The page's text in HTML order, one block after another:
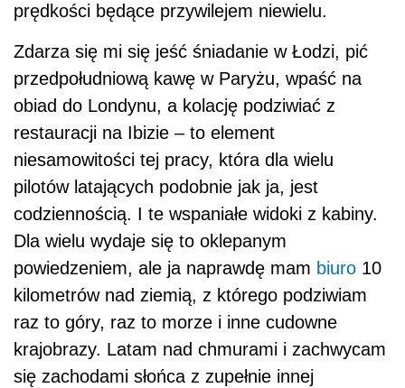
prędkości będące przywilejem niewielu.
Zdarza się mi się jeść śniadanie w Łodzi, pić
przedpołudniową kawę w Paryżu, wpaść na
obiad do Londynu, a kolację podziwiać z
restauracji na Ibizie – to element
niesamowitości tej pracy, która dla wielu
pilotów latających podobnie jak ja, jest
codziennością. I te wspaniałe widoki z kabiny.
Dla wielu wydaje się to oklepanym
powiedzeniem, ale ja naprawdę mam biuro 10
kilometrów nad ziemią, z którego podziwiam
raz to góry, raz to morze i inne cudowne
krajobrazy. Latam nad chmurami i zachwycam
się zachodami słońca z zupełnie innej